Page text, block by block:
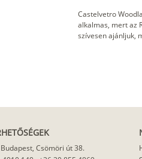
Castelvetro
alkalmas, mert az
szívesen ajánljuk,
Csömöri út 38.